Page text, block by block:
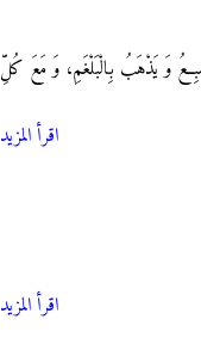
وَ يَذْهَبُ بِالْبَلْغَمِ، وَ مَعَ كُلِّ
اقرأ المزيد
اقرأ المزيد